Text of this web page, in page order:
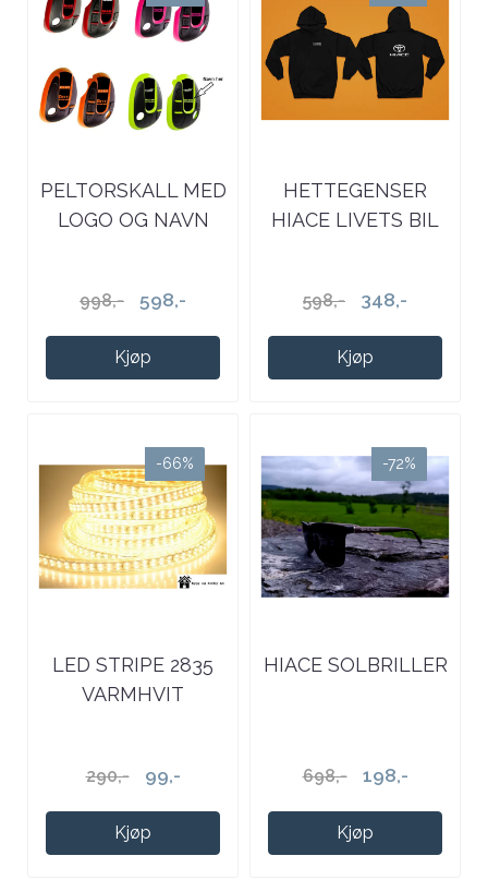
PELTORSKALL MED
LOGO OG NAVN
998,- 598,-
Kjøp
HETTEGENSER
HIACE LIVETS BIL
598,- 348,-
Kjøp
-66%
LED STRIPE 2835
VARMHVIT
290,- 99,-
Kjøp
-72%
HIACE SOLBRILLER
698,- 198,-
Kjøp